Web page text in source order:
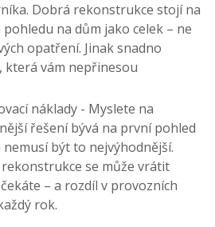
Dobrá rekonstrukce stojí na
na dům jako celek – ne
opatření. Jinak snadno
která vám nepřinesou
náklady - Myslete na
řešení bývá na první pohled
nemusí být to nejvýhodnější.
se může vrátit
– a rozdíl v provozních
rok.